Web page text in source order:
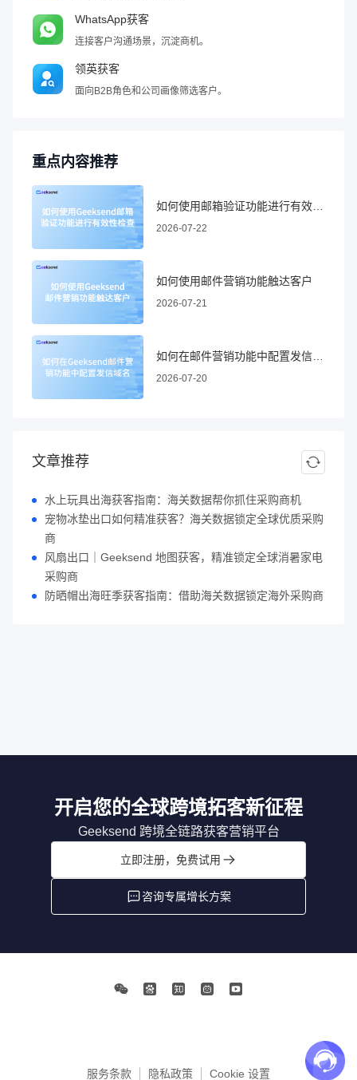
WhatsApp获客
连接客户沟通场景，沉淀商机。
领英获客
面向B2B角色和公司画像筛选客户。
重点内容推荐
2026-07-22
如何使用邮件营销功能触达客户
2026-07-21
2026-07-20
文章推荐
水上玩具出海获客指南：海关数据帮你抓住采购商机
宠物冰垫出口如何精准获客？海关数据锁定全球优质采购
商
风扇出口｜Geeksend 地图获客，精准锁定全球消暑家电
采购商
防晒帽出海旺季获客指南：借助海关数据锁定海外采购商
开启您的全球跨境拓客新征程
Geeksend 跨境全链路获客营销平台
立即注册，免费试用
咨询专属增长方案
服务条款 隐私政策 Cookie 设置